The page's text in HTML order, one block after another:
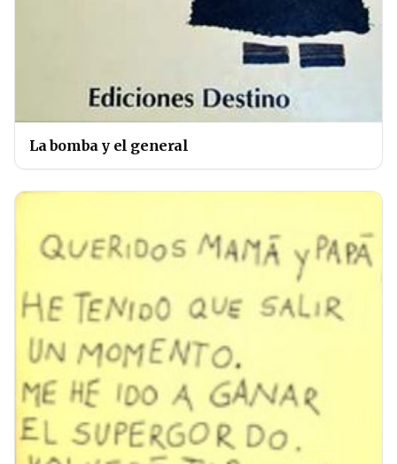
La bomba y el general